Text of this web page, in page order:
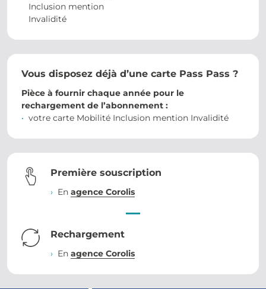
Inclusion mention
Invalidité
Vous disposez déjà d’une carte Pass Pass ?
Pièce à fournir chaque année pour le
rechargement de l’abonnement :
votre carte Mobilité Inclusion mention Invalidité
Première souscription
En agence Corolis
Rechargement
En agence Corolis